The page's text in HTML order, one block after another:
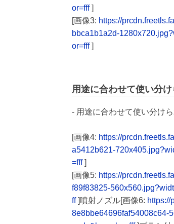
or=fff]
[画像3: https://
bbca1b1a2d-
or=fff]
用途に合わせて使い分
- 用途に合わせて使い分け
[画像4: https://
a5412b621-
=fff]
[画像5: https://
f89f83825-
ff]噴射ノズル[画像6:
8e8bbe64696faf54008c64-